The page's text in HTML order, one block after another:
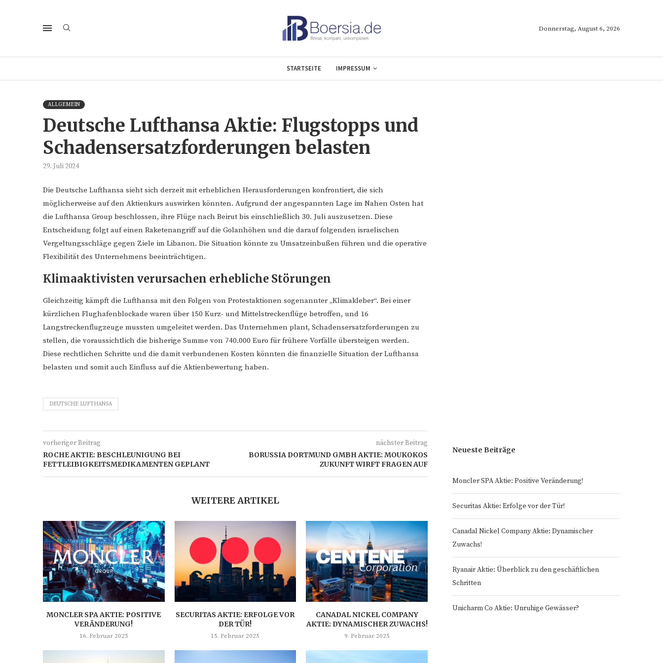
Donnerstag, August 6, 2026
STARTSEITE IMPRESSUM
ALLGEMEIN
Deutsche Lufthansa Aktie: Flugstopps und
Schadensersatzforderungen belasten
29. Juli 2024
Die Deutsche Lufthansa sieht sich derzeit mit erheblichen Herausforderungen konfrontiert, die sich
möglicherweise auf den Aktienkurs auswirken könnten. Aufgrund der angespannten Lage im Nahen Osten hat
die Lufthansa Group beschlossen, ihre Flüge nach Beirut bis einschließlich 30. Juli auszusetzen. Diese
Entscheidung folgt auf einen Raketenangriff auf die Golanhöhen und die darauf folgenden israelischen
Vergeltungsschläge gegen Ziele im Libanon. Die Situation könnte zu Umsatzeinbußen führen und die operative
Flexibilität des Unternehmens beeinträchtigen.
Klimaaktivisten verursachen erhebliche Störungen
Gleichzeitig kämpft die Lufthansa mit den Folgen von Protestaktionen sogenannter „Klimakleber“. Bei einer
kürzlichen Flughafenblockade waren über 150 Kurz- und Mittelstreckenflüge betroffen, und 16
Langstreckenflugzeuge mussten umgeleitet werden. Das Unternehmen plant, Schadensersatzforderungen zu
stellen, die voraussichtlich die bisherige Summe von 740.000 Euro für frühere Vorfälle übersteigen werden.
Diese rechtlichen Schritte und die damit verbundenen Kosten könnten die finanzielle Situation der Lufthansa
belasten und somit auch Einfluss auf die Aktienbewertung haben.
DEUTSCHE LUFTHANSA
vorheriger Beitrag
ROCHE AKTIE: BESCHLEUNIGUNG BEI
FETTLEIBIGKEITSMEDIKAMENTEN GEPLANT
nächster Beitrag
BORUSSIA DORTMUND GMBH AKTIE: MOUKOKOS
ZUKUNFT WIRFT FRAGEN AUF
WEITERE ARTIKEL
MONCLER SPA AKTIE: POSITIVE
VERÄNDERUNG!
16. Februar 2025
SECURITAS AKTIE: ERFOLGE VOR
DER TÜR!
15. Februar 2025
CANADAL NICKEL COMPANY
AKTIE: DYNAMISCHER ZUWACHS!
9. Februar 2025
Neueste Beiträge
Moncler SPA Aktie: Positive Veränderung!
Securitas Aktie: Erfolge vor der Tür!
Canadal Nickel Company Aktie: Dynamischer
Zuwachs!
Ryanair Aktie: Überblick zu den geschäftlichen
Schritten
Unicharm Co Aktie: Unruhige Gewässer?